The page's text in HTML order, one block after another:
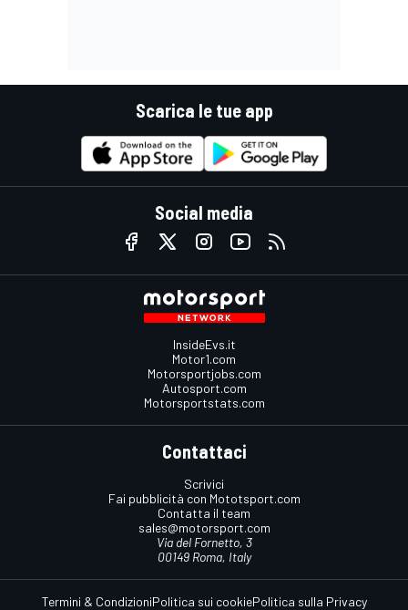
Scarica le tue app
Social media
InsideEvs.it
Motor1.com
Motorsportjobs.com
Autosport.com
Motorsportstats.com
Contattaci
Scrivici
Fai pubblicità con Mototsport.com
Contatta il team
sales@motorsport.com
Via del Fornetto, 3
00149 Roma, Italy
Termini & CondizioniPolitica sui cookiePolitica sulla Privacy